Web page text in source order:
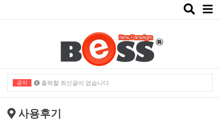
Toggle
공지 출력할 최신글이 없습니다.
사용후기